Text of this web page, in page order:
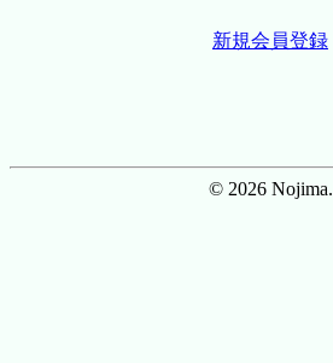
新規会員登録
© 2026 Nojima.